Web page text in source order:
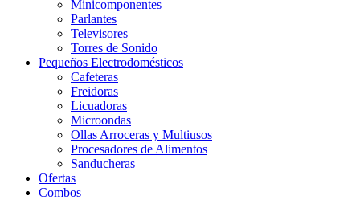
Minicomponentes
Parlantes
Televisores
Torres de Sonido
Pequeños Electrodomésticos
Cafeteras
Freidoras
Licuadoras
Microondas
Ollas Arroceras y Multiusos
Procesadores de Alimentos
Sanducheras
Ofertas
Combos